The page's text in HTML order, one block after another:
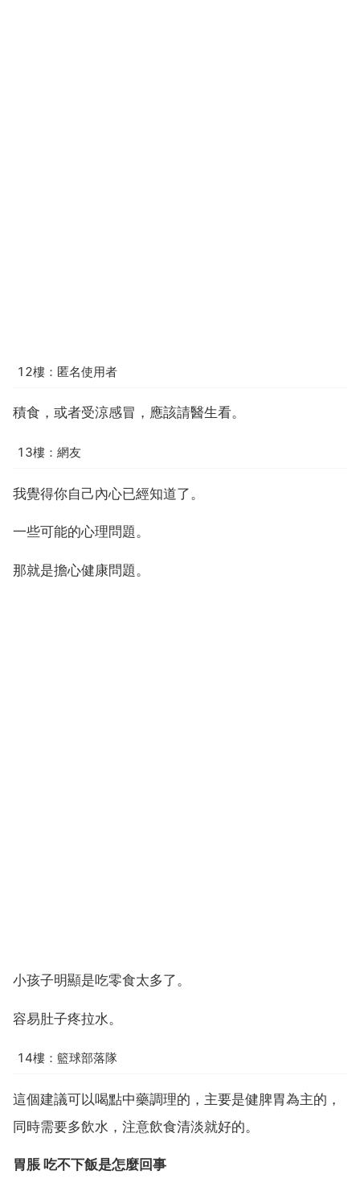
12樓：匿名使用者
積食，或者受涼感冒，應該請醫生看。
13樓：網友
我覺得你自己內心已經知道了。
一些可能的心理問題。
那就是擔心健康問題。
小孩子明顯是吃零食太多了。
容易肚子疼拉水。
14樓：籃球部落隊
這個建議可以喝點中藥調理的，主要是健脾胃為主的，
同時需要多飲水，注意飲食清淡就好的。
胃脹 吃不下飯是怎麼回事